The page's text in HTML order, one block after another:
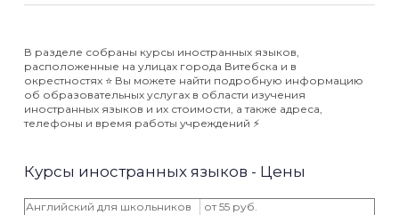
В разделе собраны курсы иностранных языков,
расположенные на улицах города Витебска и в
окрестностях ⭐️ Вы можете найти подробную информацию
об образовательных услугах в области изучения
иностранных языков и их стоимости, а также адреса,
телефоны и время работы учреждений ⚡️
Курсы иностранных языков - Цены
Английский для школьников
от 55 руб.